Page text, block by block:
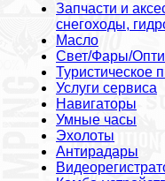
Запчасти и
снегоходы,
Масло
Свет/Фары/
Туристическое
Услуги сервиса
Навигаторы
Умные часы
Эхолоты
Антирадары